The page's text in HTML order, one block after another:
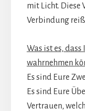
mit Licht. Diese
Verbindung
Was ist es,
wahrnehmen
Es sind Eure
Es sind Eure
Vertrauen,